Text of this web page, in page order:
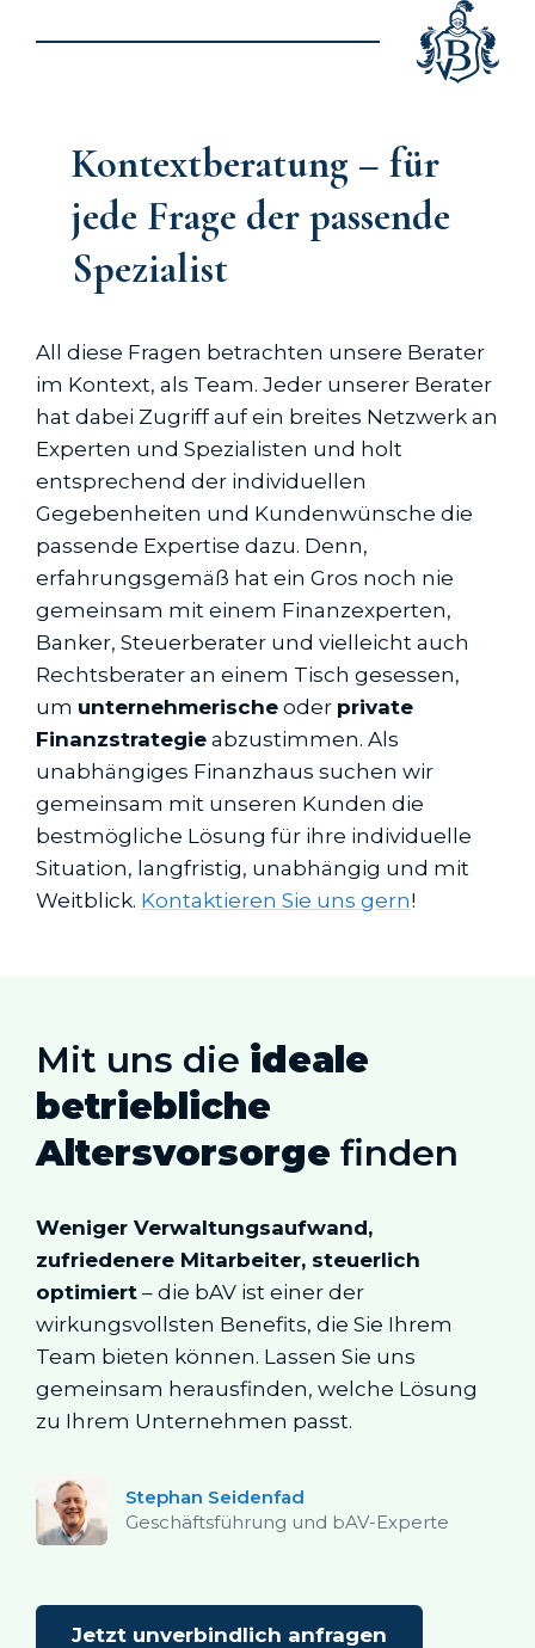
Kontextberatung – für
jede Frage der passende
Spezialist
All diese Fragen betrachten unsere Berater
im Kontext, als Team. Jeder unserer Berater
hat dabei Zugriff auf ein breites Netzwerk an
Experten und Spezialisten und holt
entsprechend der individuellen
Gegebenheiten und Kundenwünsche die
passende Expertise dazu. Denn,
erfahrungsgemäß hat ein Gros noch nie
gemeinsam mit einem Finanzexperten,
Banker, Steuerberater und vielleicht auch
Rechtsberater an einem Tisch gesessen,
um unternehmerische oder private
Finanzstrategie abzustimmen. Als
unabhängiges Finanzhaus suchen wir
gemeinsam mit unseren Kunden die
bestmögliche Lösung für ihre individuelle
Situation, langfristig, unabhängig und mit
Weitblick. Kontaktieren Sie uns gern!
Mit uns die ideale
betriebliche
Altersvorsorge finden
Weniger Verwaltungsaufwand,
zufriedenere Mitarbeiter, steuerlich
optimiert – die bAV ist einer der
wirkungsvollsten Benefits, die Sie Ihrem
Team bieten können. Lassen Sie uns
gemeinsam herausfinden, welche Lösung
zu Ihrem Unternehmen passt.
Stephan Seidenfad
Geschäftsführung und bAV-Experte
Jetzt unverbindlich anfragen